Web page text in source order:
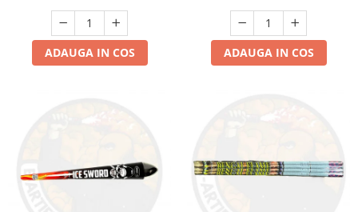
ADAUGA IN COS ADAUGA IN COS